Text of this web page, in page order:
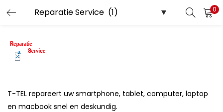
0
LOGIN REGISTER
Enter your username and password to login.
T-TEL repareert uw smartphone, tablet, computer, laptop
en macbook snel en deskundig.